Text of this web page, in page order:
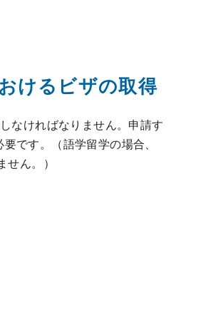
けるビザの取得
なければなりません。申請す
です。（語学留学の場合、
ん。）